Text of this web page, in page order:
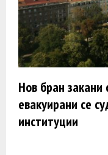
Нов бран закани
евакуирани се
институции